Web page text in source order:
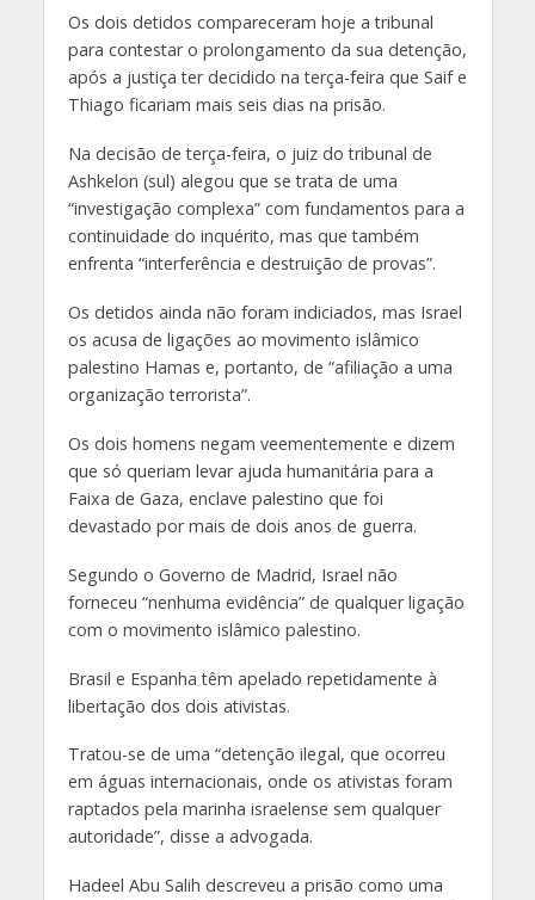
Os dois detidos compareceram hoje a tribunal
para contestar o prolongamento da sua detenção,
após a justiça ter decidido na terça-feira que Saif e
Thiago ficariam mais seis dias na prisão.
Na decisão de terça-feira, o juiz do tribunal de
Ashkelon (sul) alegou que se trata de uma
“investigação complexa” com fundamentos para a
continuidade do inquérito, mas que também
enfrenta “interferência e destruição de provas”.
Os detidos ainda não foram indiciados, mas Israel
os acusa de ligações ao movimento islâmico
palestino Hamas e, portanto, de “afiliação a uma
organização terrorista”.
Os dois homens negam veementemente e dizem
que só queriam levar ajuda humanitária para a
Faixa de Gaza, enclave palestino que foi
devastado por mais de dois anos de guerra.
Segundo o Governo de Madrid, Israel não
forneceu “nenhuma evidência” de qualquer ligação
com o movimento islâmico palestino.
Brasil e Espanha têm apelado repetidamente à
libertação dos dois ativistas.
Tratou-se de uma “detenção ilegal, que ocorreu
em águas internacionais, onde os ativistas foram
raptados pela marinha israelense sem qualquer
autoridade”, disse a advogada.
Hadeel Abu Salih descreveu a prisão como uma